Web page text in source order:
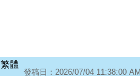
繁體
發稿日：2026/07/04 11:38:00